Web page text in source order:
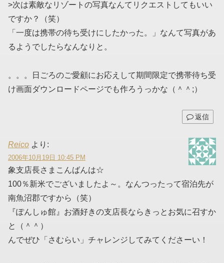
>次は素敵なリゾートの写真なんてリクエストしてもいい
ですか？（笑）
「一度は携帯の待ち受けにしたかった。」なんて写真があ
るようでしたらなんなりと。
。。。日ごろのご愛顧にお応えして期間限定で携帯待ち受
け画面ダウンロードページでも作ろうっかな（＾＾;）
返信
Reico より:
2006年10月19日 10:45 PM
象支店長さまこんばんは☆
100％新米でございましたよ～。なんつったって宿泊先が
南魚沼郡ですから（笑）
『ぽんしゅ館』お酒好きの支店長ならきっとお気に召すか
と（＾＾）
んでぜひ「さむらい」チャレンジしてみてくださーい！